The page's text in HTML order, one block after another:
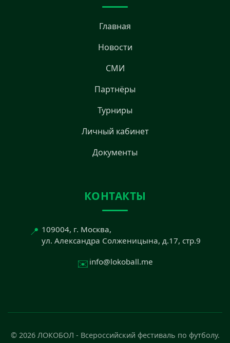
Главная
Новости
СМИ
Партнёры
Турниры
Личный кабинет
Документы
КОНТАКТЫ
📍 109004, г. Москва,
ул. Александра Солженицына, д.17, стр.9
✉️ info@lokoball.me
© 2026 ЛОКОБОЛ - Всероссийский фестиваль по футболу.